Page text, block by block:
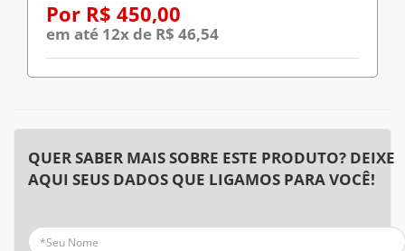
Por R$ 450,00
em até 12x de R$ 46,54
QUER SABER MAIS SOBRE ESTE PRODUTO? DEIXE
AQUI SEUS DADOS QUE LIGAMOS PARA VOCÊ!